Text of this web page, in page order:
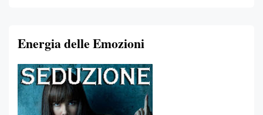
Energia delle Emozioni